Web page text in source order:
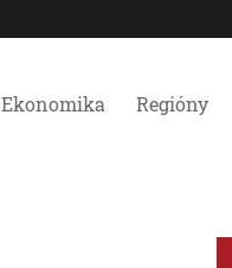
Ekonomika Regióny